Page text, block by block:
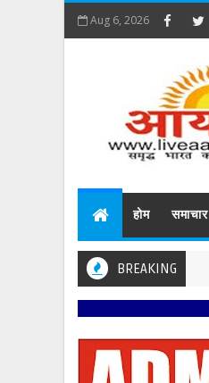
Aug 6, 2026
होम समाचार
BREAKING